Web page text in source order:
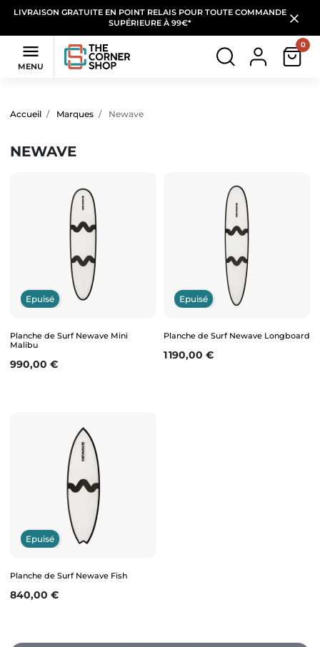
LIVRAISON GRATUITE EN POINT RELAIS POUR TOUTE COMMANDE
SUPÉRIEURE À 99€*

MENU
0
Accueil Marques Newave
NEWAVE
Epuisé
Planche de Surf Newave Mini
Malibu
Prix
990,00 €
Epuisé
Planche de Surf Newave Longboard
Prix
1 190,00 €
Epuisé
Planche de Surf Newave Fish
Prix
840,00 €